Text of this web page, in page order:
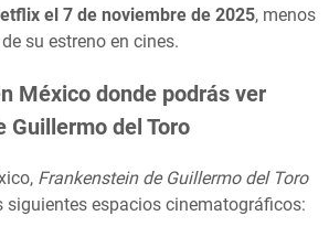
el 7 de noviembre de 2025, menos
su estreno en cines.
México donde podrás ver
Guillermo del Toro
Frankenstein de Guillermo del Toro
siguientes espacios cinematográficos: